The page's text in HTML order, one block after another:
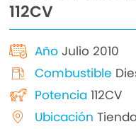
112CV
Año Julio 2010
Combustible
Potencia 112CV
Ubicación